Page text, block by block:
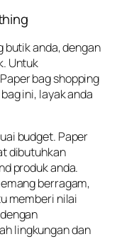
butik anda, dengan
Untuk
bag shopping
ini, layak anda
budget. Paper
dibutuhkan
produk anda.
berragam,
memberi nilai
lingkungan dan